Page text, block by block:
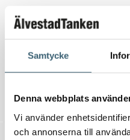
Samtycke
Denna webbplats
Vi använder
och annonserna till
RME tank
Inga produkter